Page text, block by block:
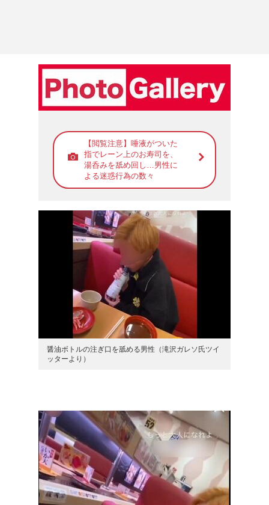
【閲覧注意】唾液がついた
指でレーン上のお寿司を、
湯呑みを舐め回し…男性に
よる迷惑行為の数々
醤油ボトルの注ぎ口を舐める男性（滝沢ガレソ氏ツイ
ッターより）